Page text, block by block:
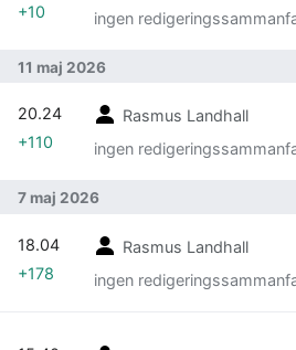
ingen
+10
11 maj 2026
Rasmus Landhall
ingen
20.24
+110
7 maj 2026
Rasmus Landhall
ingen
18.04
+178